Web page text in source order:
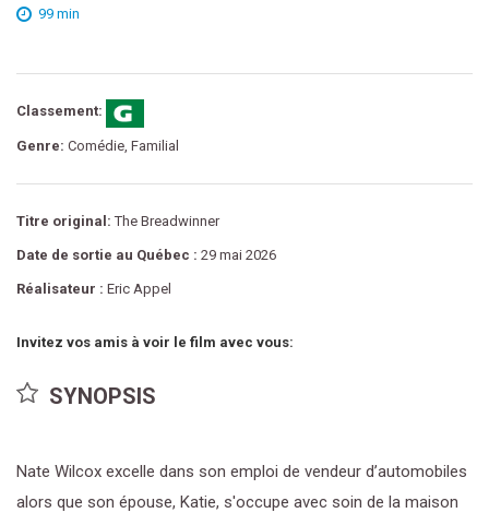
99 min
Classement:
Genre: Comédie, Familial
Titre original:The Breadwinner
Date de sortie au Québec : 29 mai 2026
Réalisateur : Eric Appel
Invitez vos amis à voir le film avec vous:
SYNOPSIS
Nate Wilcox excelle dans son emploi de vendeur d’automobiles
alors que son épouse, Katie, s'occupe avec soin de la maison